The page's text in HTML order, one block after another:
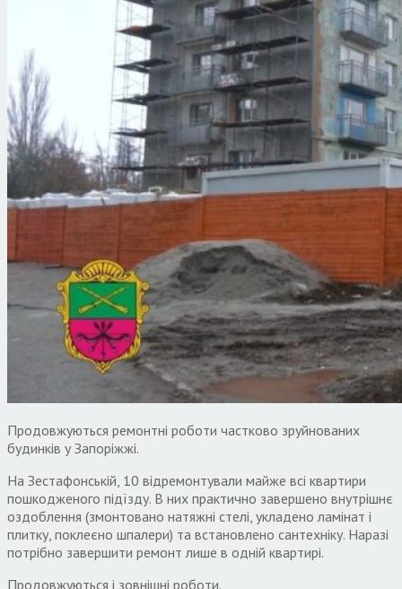
Продовжуються ремонтні роботи частково зруйнованих
будинків у Запоріжжі.
На Зестафонській, 10 відремонтували майже всі квартири
пошкодженого підїзду. В них практично завершено внутрішнє
оздоблення (змонтовано натяжні стелі, укладено ламінат і
плитку, поклеєно шпалери) та встановлено сантехніку. Наразі
потрібно завершити ремонт лише в одній квартирі.
Продовжуються і зовнішні роботи.